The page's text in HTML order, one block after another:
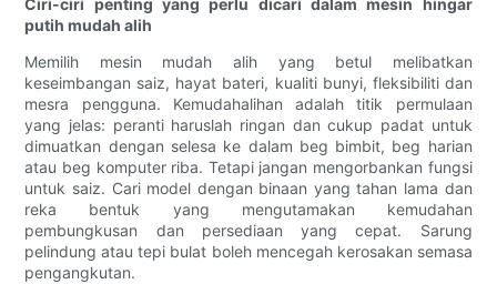
Ciri-ciri penting yang perlu dicari dalam mesin hingar
putih mudah alih
Memilih mesin mudah alih yang betul melibatkan
keseimbangan saiz, hayat bateri, kualiti bunyi, fleksibiliti dan
mesra pengguna. Kemudahalihan adalah titik permulaan
yang jelas: peranti haruslah ringan dan cukup padat untuk
dimuatkan dengan selesa ke dalam beg bimbit, beg harian
atau beg komputer riba. Tetapi jangan mengorbankan fungsi
untuk saiz. Cari model dengan binaan yang tahan lama dan
reka bentuk yang mengutamakan kemudahan
pembungkusan dan persediaan yang cepat. Sarung
pelindung atau tepi bulat boleh mencegah kerosakan semasa
pengangkutan.